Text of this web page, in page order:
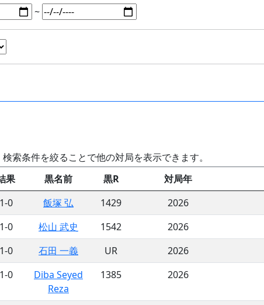
~
索条件を絞ることで他の対局を表示できます。
果 黒名前 黒R
対局年
1-0 飯塚 弘 1429
2026
1-0 松山 武史 1542
2026
1-0 石田 一義 UR
2026
1-0
Diba Seyed
Reza
1385 2026